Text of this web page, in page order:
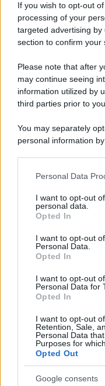
If you wish to opt-out
processing of your
targeted advertising
section to confirm your
Please note that after
may continue seeing
information utilized by
third parties prior to
You may separately
personal information
This information may
disclose it to other
Please note that this
services and may
not limited to your visit
grant or deny consent
consent section.
Personal Data
I want to opt-out
personal data.
Opted In
I want to opt-out
Personal Data.
Opted In
I want to opt-out
Personal Data for
Opted In
I want to opt-out
Retention, Sale,
Personal Data
Purposes for
Opted Out
Google consents